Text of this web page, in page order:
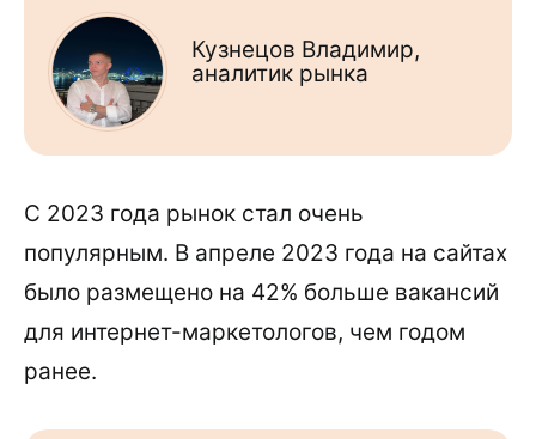
Кузнецов Владимир,
аналитик рынка
С 2023 года рынок стал очень
популярным. В апреле 2023 года на сайтах
было размещено на 42% больше вакансий
для интернет-маркетологов, чем годом
ранее.